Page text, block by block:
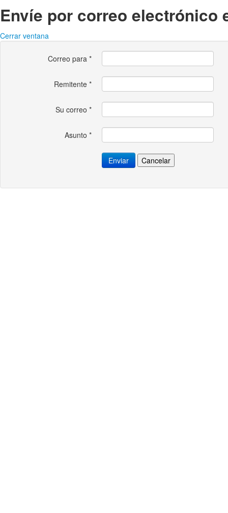
Envíe por correo electrónico
Cerrar ventana
Correo para *
Remitente *
Su correo *
Asunto *
Enviar Cancelar